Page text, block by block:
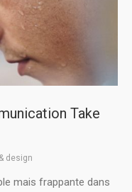
Take
design
mais frappante dans